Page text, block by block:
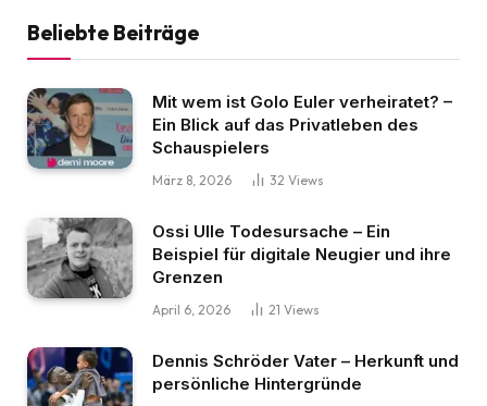
Beliebte Beiträge
Mit wem ist Golo Euler verheiratet? –
Ein Blick auf das Privatleben des
Schauspielers
März 8, 2026 32 Views
Ossi Ulle Todesursache – Ein
Beispiel für digitale Neugier und ihre
Grenzen
April 6, 2026 21 Views
Dennis Schröder Vater – Herkunft und
persönliche Hintergründe